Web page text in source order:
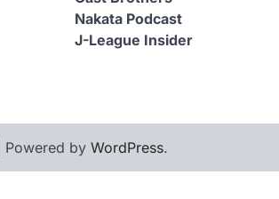
Nakata Podcast
J-League Insider
| Powered by WordPress.